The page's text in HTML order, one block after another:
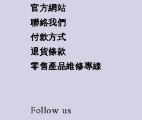
官方網站
聯絡我們
付款方式
退貨條款
零售產品維修專線
Follow us